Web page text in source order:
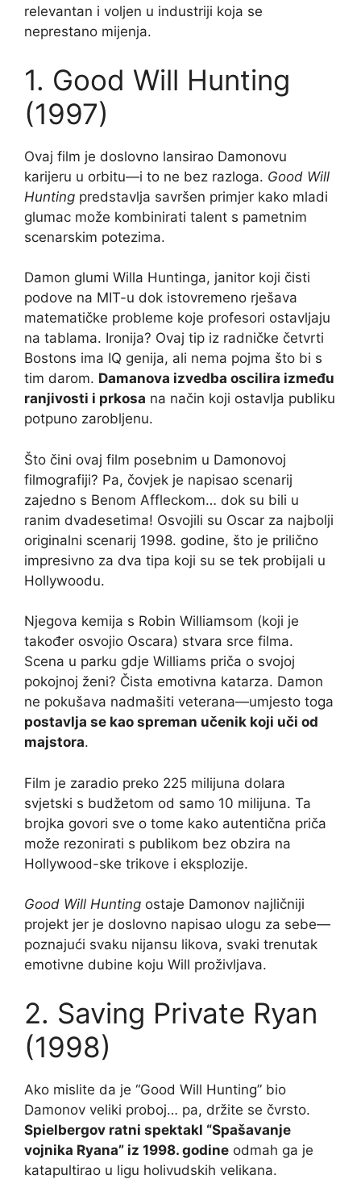
relevantan i voljen u industriji koja se
neprestano mijenja.
1. Good Will Hunting
(1997)
Ovaj film je doslovno lansirao Damonovu
karijeru u orbitu—i to ne bez razloga. Good Will
Hunting predstavlja savršen primjer kako mladi
glumac može kombinirati talent s pametnim
scenarskim potezima.
Damon glumi Willa Huntinga, janitor koji čisti
podove na MIT-u dok istovremeno rješava
matematičke probleme koje profesori ostavljaju
na tablama. Ironija? Ovaj tip iz radničke četvrti
Bostons ima IQ genija, ali nema pojma što bi s
tim darom. Damanova izvedba oscilira između
ranjivosti i prkosa na način koji ostavlja publiku
potpuno zarobljenu.
Što čini ovaj film posebnim u Damonovoj
filmografiji? Pa, čovjek je napisao scenarij
zajedno s Benom Affleckom… dok su bili u
ranim dvadesetima! Osvojili su Oscar za najbolji
originalni scenarij 1998. godine, što je prilično
impresivno za dva tipa koji su se tek probijali u
Hollywoodu.
Njegova kemija s Robin Williamsom (koji je
također osvojio Oscara) stvara srce filma.
Scena u parku gdje Williams priča o svojoj
pokojnoj ženi? Čista emotivna katarza. Damon
ne pokušava nadmašiti veterana—umjesto toga
postavlja se kao spreman učenik koji uči od
majstora.
Film je zaradio preko 225 milijuna dolara
svjetski s budžetom od samo 10 milijuna. Ta
brojka govori sve o tome kako autentična priča
može rezonirati s publikom bez obzira na
Hollywood-ske trikove i eksplozije.
Good Will Hunting ostaje Damonov najličniji
projekt jer je doslovno napisao ulogu za sebe—
poznajući svaku nijansu likova, svaki trenutak
emotivne dubine koju Will proživljava.
2. Saving Private Ryan
(1998)
Ako mislite da je “Good Will Hunting” bio
Damonov veliki proboj… pa, držite se čvrsto.
Spielbergov ratni spektakl “Spašavanje
vojnika Ryana” iz 1998. godine odmah ga je
katapultirao u ligu holivudskih velikana.